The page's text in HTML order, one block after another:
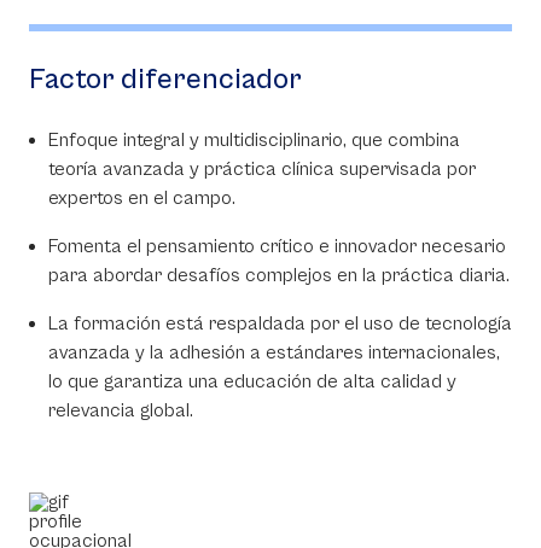
Factor diferenciador
Enfoque integral y multidisciplinario, que combina
teoría avanzada y práctica clínica supervisada por
expertos en el campo.
Fomenta el pensamiento crítico e innovador necesario
para abordar desafíos complejos en la práctica diaria.
La formación está respaldada por el uso de tecnología
avanzada y la adhesión a estándares internacionales,
lo que garantiza una educación de alta calidad y
relevancia global.